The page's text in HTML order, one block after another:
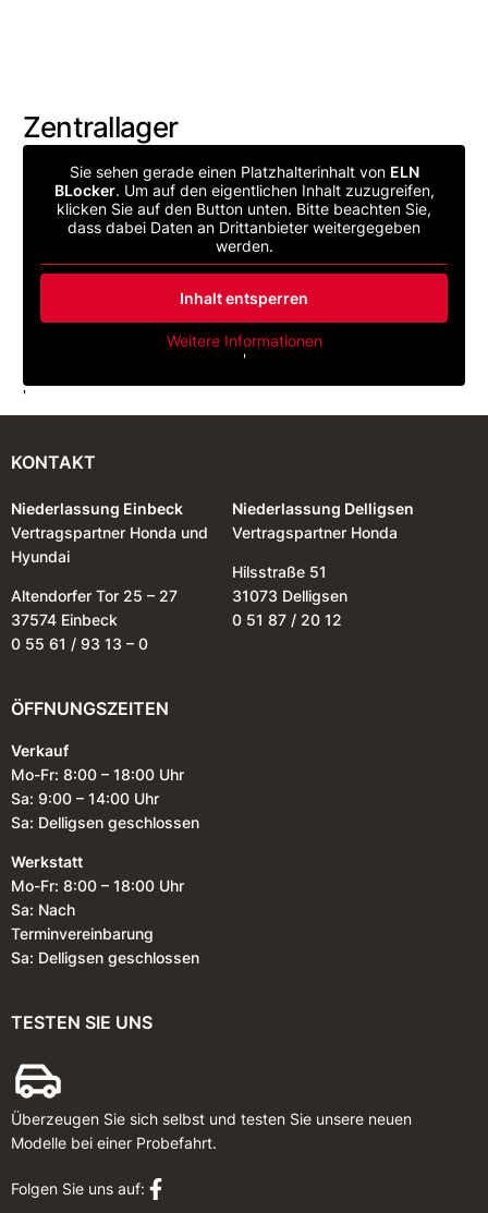
Zentrallager
Sie sehen gerade einen Platzhalterinhalt von ELN
BLocker. Um auf den eigentlichen Inhalt zuzugreifen,
klicken Sie auf den Button unten. Bitte beachten Sie,
dass dabei Daten an Drittanbieter weitergegeben
werden.
Inhalt entsperren
Weitere Informationen
'
'
KONTAKT
Niederlassung Einbeck
Vertragspartner Honda und
Hyundai
Altendorfer Tor 25 – 27
37574 Einbeck
0 55 61 / 93 13 – 0
Niederlassung Delligsen
Vertragspartner Honda
Hilsstraße 51
31073 Delligsen
0 51 87 / 20 12
ÖFFNUNGSZEITEN
Verkauf
Mo-Fr: 8:00 – 18:00 Uhr
Sa: 9:00 – 14:00 Uhr
Sa: Delligsen geschlossen
Werkstatt
Mo-Fr: 8:00 – 18:00 Uhr
Sa: Nach
Terminvereinbarung
Sa: Delligsen geschlossen
TESTEN SIE UNS
Überzeugen Sie sich selbst und testen Sie unsere neuen
Modelle bei einer Probefahrt.
Folgen Sie uns auf: